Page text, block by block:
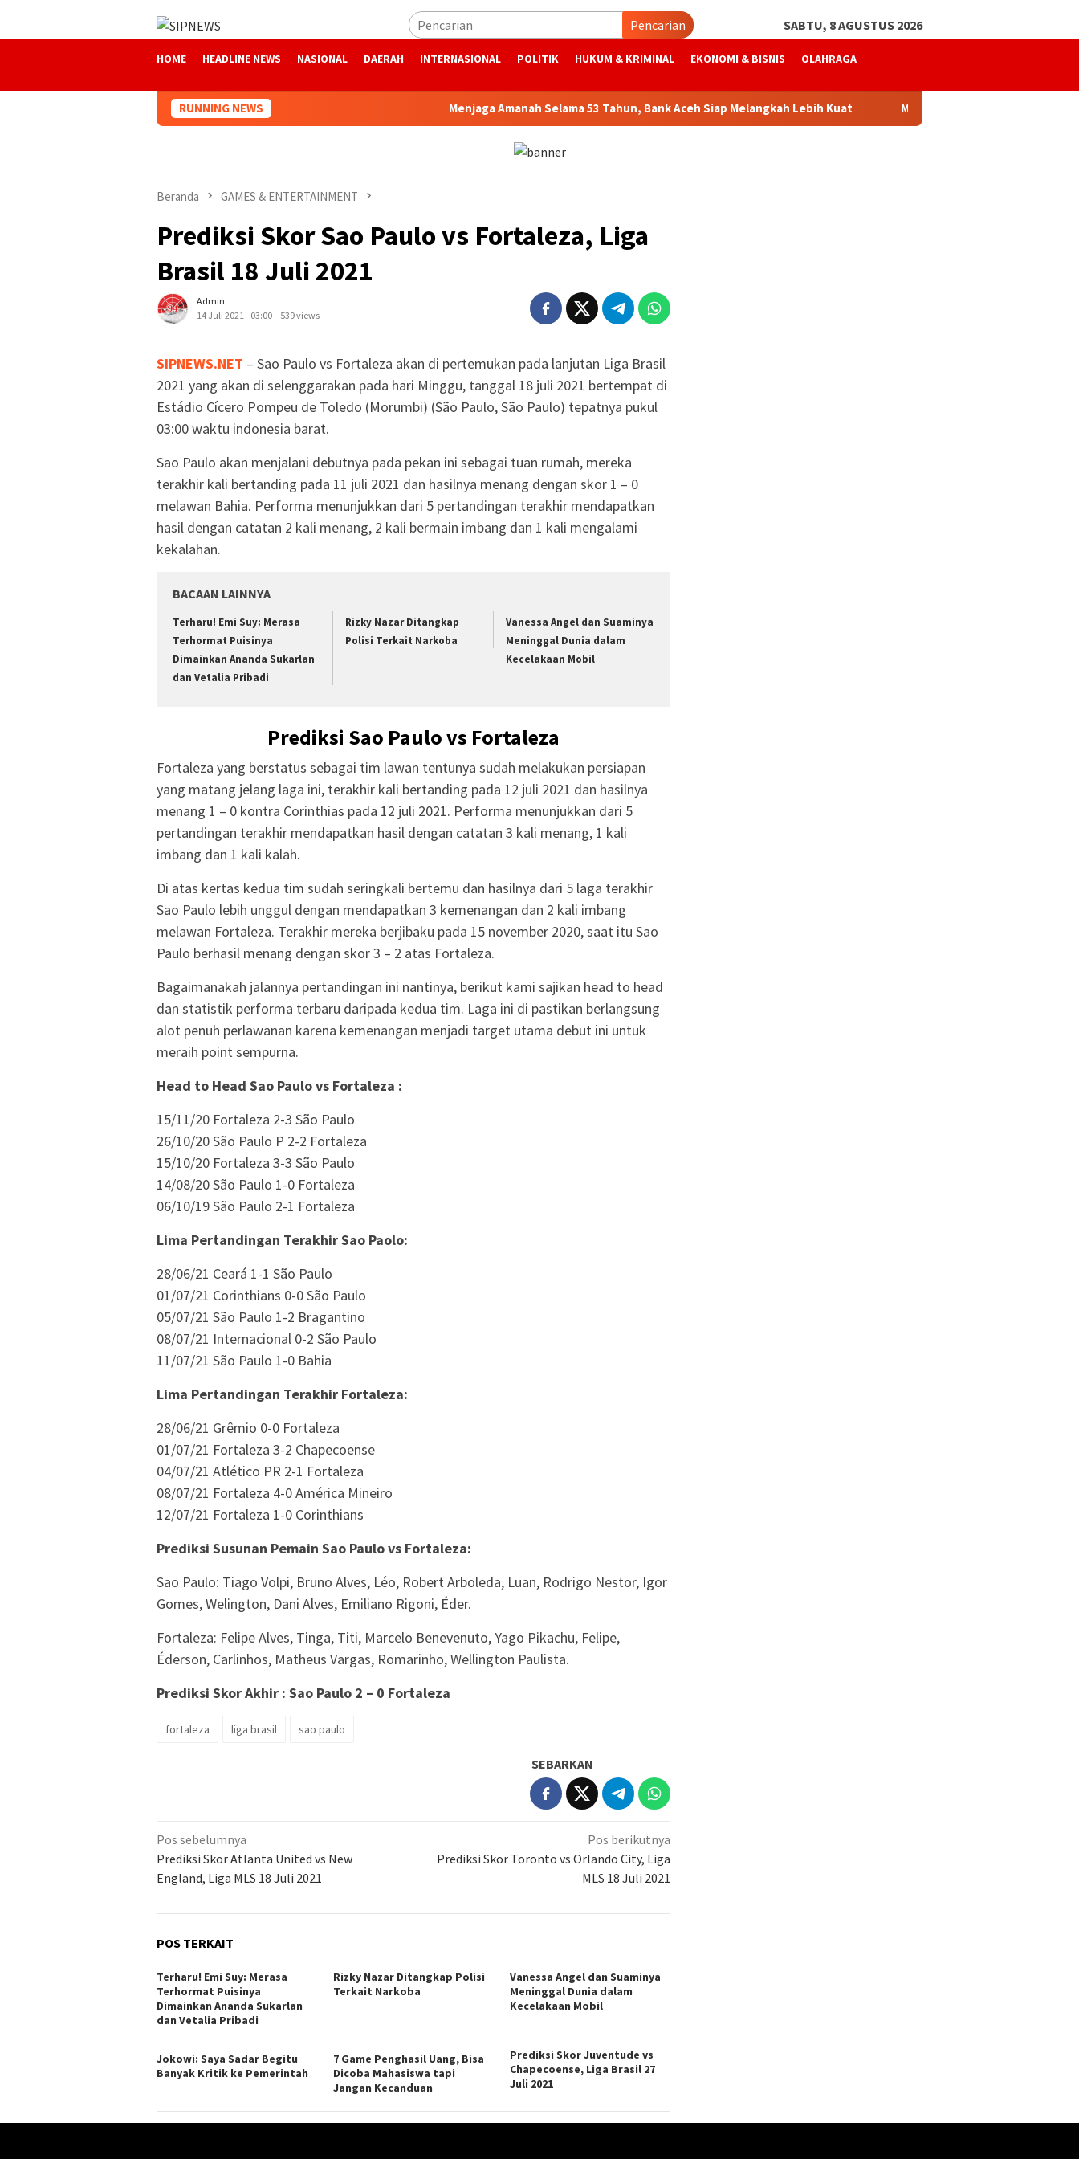
Pencarian SABTU, 8 AGUSTUS 2026
HOME HEADLINE NEWS NASIONAL DAERAH INTERNASIONAL POLITIK HUKUM & KRIMINAL EKONOMI & BISNIS OLAHRAGA
RUNNING NEWS Menjaga Amanah Selama 53 Tahun, Bank Aceh Siap Melangkah Lebih Kuat Mukhtaruddin Usman Kembali Pimpin
Beranda GAMES & ENTERTAINMENT
Prediksi Skor Sao Paulo vs Fortaleza, Liga
Brasil 18 Juli 2021
Admin
14 Juli 2021 - 03:00
539 views
SIPNEWS.NET – Sao Paulo vs Fortaleza akan di pertemukan pada lanjutan Liga Brasil
2021 yang akan di selenggarakan pada hari Minggu, tanggal 18 juli 2021 bertempat di
Estádio Cícero Pompeu de Toledo (Morumbi) (São Paulo, São Paulo) tepatnya pukul
03:00 waktu indonesia barat.
Sao Paulo akan menjalani debutnya pada pekan ini sebagai tuan rumah, mereka
terakhir kali bertanding pada 11 juli 2021 dan hasilnya menang dengan skor 1 – 0
melawan Bahia. Performa menunjukkan dari 5 pertandingan terakhir mendapatkan
hasil dengan catatan 2 kali menang, 2 kali bermain imbang dan 1 kali mengalami
kekalahan.
BACAAN LAINNYA
Terharu! Emi Suy: Merasa
Terhormat Puisinya
Dimainkan Ananda Sukarlan
dan Vetalia Pribadi
Rizky Nazar Ditangkap
Polisi Terkait Narkoba
Vanessa Angel dan Suaminya
Meninggal Dunia dalam
Kecelakaan Mobil
Prediksi Sao Paulo vs Fortaleza
Fortaleza yang berstatus sebagai tim lawan tentunya sudah melakukan persiapan
yang matang jelang laga ini, terakhir kali bertanding pada 12 juli 2021 dan hasilnya
menang 1 – 0 kontra Corinthias pada 12 juli 2021. Performa menunjukkan dari 5
pertandingan terakhir mendapatkan hasil dengan catatan 3 kali menang, 1 kali
imbang dan 1 kali kalah.
Di atas kertas kedua tim sudah seringkali bertemu dan hasilnya dari 5 laga terakhir
Sao Paulo lebih unggul dengan mendapatkan 3 kemenangan dan 2 kali imbang
melawan Fortaleza. Terakhir mereka berjibaku pada 15 november 2020, saat itu Sao
Paulo berhasil menang dengan skor 3 – 2 atas Fortaleza.
Bagaimanakah jalannya pertandingan ini nantinya, berikut kami sajikan head to head
dan statistik performa terbaru daripada kedua tim. Laga ini di pastikan berlangsung
alot penuh perlawanan karena kemenangan menjadi target utama debut ini untuk
meraih point sempurna.
Head to Head Sao Paulo vs Fortaleza :
15/11/20 Fortaleza 2-3 São Paulo
26/10/20 São Paulo P 2-2 Fortaleza
15/10/20 Fortaleza 3-3 São Paulo
14/08/20 São Paulo 1-0 Fortaleza
06/10/19 São Paulo 2-1 Fortaleza
Lima Pertandingan Terakhir Sao Paolo:
28/06/21 Ceará 1-1 São Paulo
01/07/21 Corinthians 0-0 São Paulo
05/07/21 São Paulo 1-2 Bragantino
08/07/21 Internacional 0-2 São Paulo
11/07/21 São Paulo 1-0 Bahia
Lima Pertandingan Terakhir Fortaleza:
28/06/21 Grêmio 0-0 Fortaleza
01/07/21 Fortaleza 3-2 Chapecoense
04/07/21 Atlético PR 2-1 Fortaleza
08/07/21 Fortaleza 4-0 América Mineiro
12/07/21 Fortaleza 1-0 Corinthians
Prediksi Susunan Pemain Sao Paulo vs Fortaleza:
Sao Paulo: Tiago Volpi, Bruno Alves, Léo, Robert Arboleda, Luan, Rodrigo Nestor, Igor
Gomes, Welington, Dani Alves, Emiliano Rigoni, Éder.
Fortaleza: Felipe Alves, Tinga, Titi, Marcelo Benevenuto, Yago Pikachu, Felipe,
Éderson, Carlinhos, Matheus Vargas, Romarinho, Wellington Paulista.
Prediksi Skor Akhir : Sao Paulo 2 – 0 Fortaleza
fortaleza liga brasil sao paulo
SEBARKAN
Navigasi
pos
Pos sebelumnya
Prediksi Skor Atlanta United vs New
England, Liga MLS 18 Juli 2021
Pos berikutnya
Prediksi Skor Toronto vs Orlando City, Liga
MLS 18 Juli 2021
POS TERKAIT
Terharu! Emi Suy: Merasa
Terhormat Puisinya
Dimainkan Ananda Sukarlan
dan Vetalia Pribadi
Rizky Nazar Ditangkap Polisi
Terkait Narkoba
Vanessa Angel dan Suaminya
Meninggal Dunia dalam
Kecelakaan Mobil
Jokowi: Saya Sadar Begitu
Banyak Kritik ke Pemerintah
7 Game Penghasil Uang, Bisa
Dicoba Mahasiswa tapi
Jangan Kecanduan
Prediksi Skor Juventude vs
Chapecoense, Liga Brasil 27
Juli 2021